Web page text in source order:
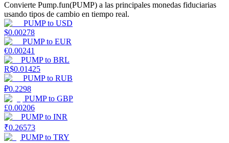
Staking
Alta rentabilidad y acceso instantáneo
Convierte Pump.fun(PUMP) a las principales monedas fiduciarias
usando tipos de cambio en tiempo real.
PUMPto USD
$0.00278
PUMPto EUR
€0.00241
PUMPto BRL
R$0.01425
PUMPto RUB
₽0.2298
PUMPto GBP
£0.00206
PUMPto INR
₹0.26573
PUMPto TRY